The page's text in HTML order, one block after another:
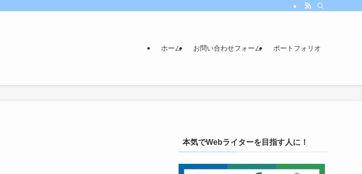
ホーム お問い合わせフォーム ポートフォリオ
本気でWebライターを目指す人に！